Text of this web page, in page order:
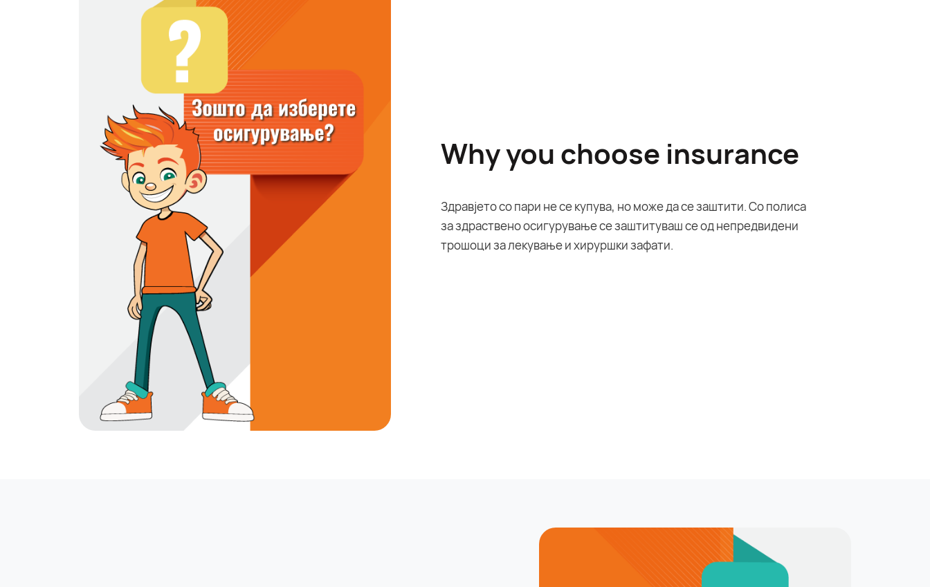
Why you choose insurance
Здравјето со пари не се купува, но може да се заштити. Со полиса
за здраствено осигурување се заштитуваш се од непредвидени
трошоци за лекување и хируршки зафати.